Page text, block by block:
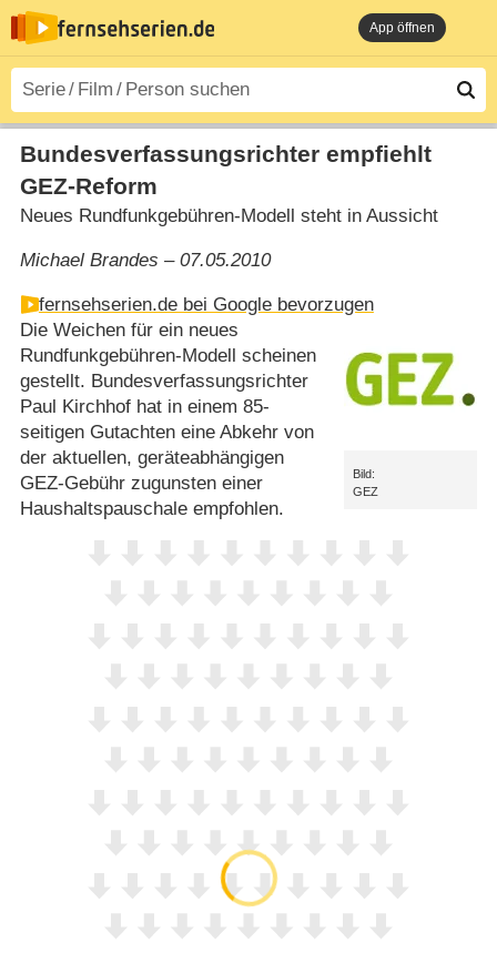
App öffnen
Bundesverfassungsrichter empfiehlt
GEZ-Reform
Neues Rundfunkgebühren-Modell steht in Aussicht
Michael Brandes – 07.05.2010
fernsehserien.de bei Google bevorzugen
Bild:
GEZ
Die Weichen für ein neues
Rundfunkgebühren-Modell scheinen
gestellt. Bundesverfassungsrichter
Paul Kirchhof hat in einem 85-
seitigen Gutachten eine Abkehr von
der aktuellen, geräteabhängigen
GEZ-Gebühr zugunsten einer
Haushaltspauschale empfohlen.